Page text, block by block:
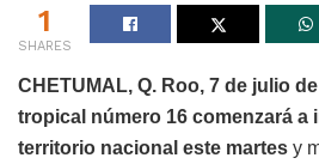
1
SHARES
CHETUMAL, Q. Roo, 7 de julio
tropical número 16 comenzará a
territorio nacional este martes y